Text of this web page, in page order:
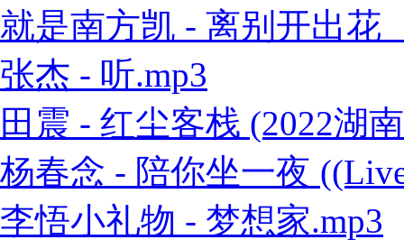
就是南方凯 - 离别开出花
张杰 - 听.mp3
田震 - 红尘客栈 (2022湖
杨春念 - 陪你坐一夜
李悟小礼物 - 梦想家.mp3